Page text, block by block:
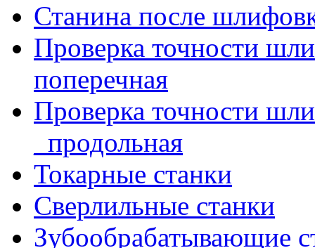
Станина после
Проверка точности
поперечная
Проверка точности
_продольная
Токарные станки
Сверлильные станки
Зубообрабатывающие